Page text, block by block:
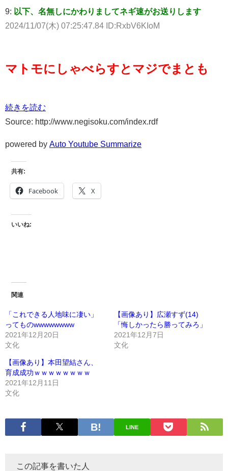
9: 以下、名無しにかわりましてネギ速がお送りします
2024/11/07(木) 07:25:47.84 ID:RxbV6KIoM
マトモにしゃべらすとマジでまとも
続きを読む
Source: http://www.negisoku.com/index.rdf
powered by Auto Youtube Summarize
共有:
Facebook X
いいね:
関連
「これできる人地味に凄い」
ってものwwwwwwww
2021年12月20日
文化
【画像あり】広瀬すず(14)
「悔しかったら勝ってみろ」
2021年12月7日
文化
【画像あり】本田望結さん、
育成成功ｗｗｗｗｗｗｗｗ
2021年12月11日
文化
LINE
この記事を書いた人